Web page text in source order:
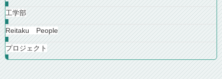
工学部
Reitaku People
プロジェクト